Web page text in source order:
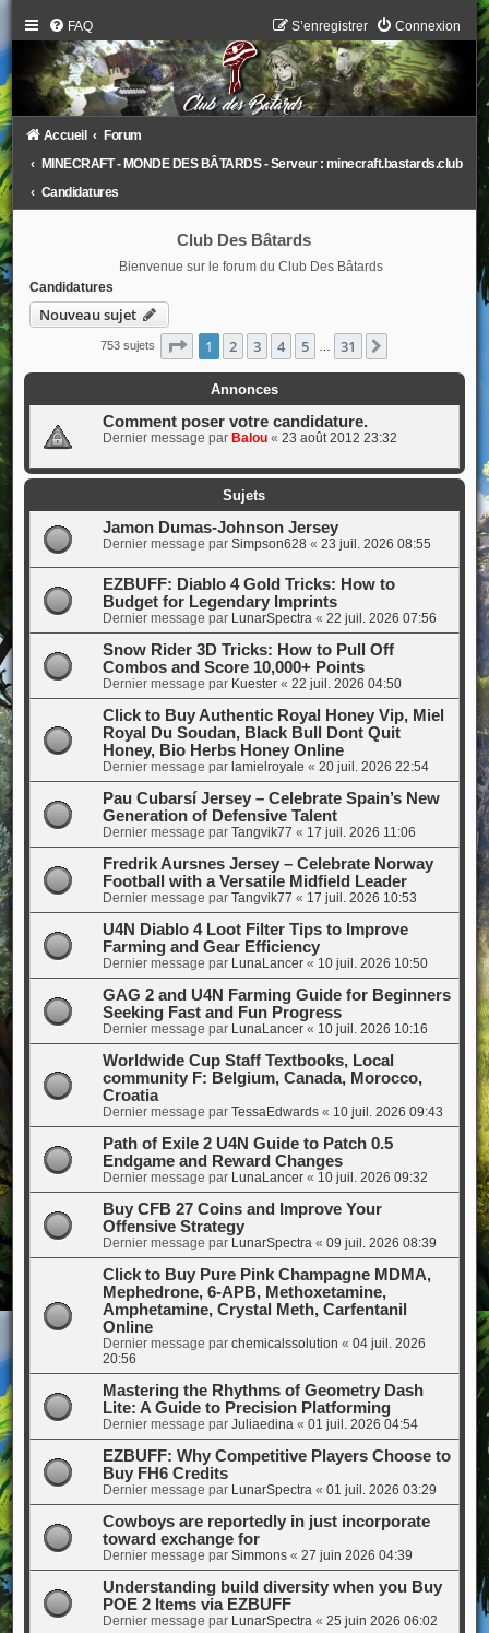
FAQ Connexion
S’enregistrer
Accueil
Forum
MINECRAFT - MONDE DES BÂTARDS - Serveur : minecraft.bastards.club
Candidatures
Club Des Bâtards
Bienvenue sur le forum du Club Des Bâtards
Candidatures
Nouveau sujet
753 sujets Page 1sur31
1 2 3 4 5 31
Annonces
Comment poser votre candidature.
Dernier message par Balou« 23 août 2012 23:32
Sujets
Jamon Dumas-Johnson Jersey
Dernier message par Simpson628 « 23 juil. 2026 08:55
EZBUFF: Diablo 4 Gold Tricks: How to
Budget for Legendary Imprints
Dernier message par LunarSpectra« 22 juil. 2026 07:56
Snow Rider 3D Tricks: How to Pull Off
Combos and Score 10,000+ Points
Dernier message par Kuester« 22 juil. 2026 04:50
Click to Buy Authentic Royal Honey Vip, Miel
Royal Du Soudan, Black Bull Dont Quit
Honey, Bio Herbs Honey Online
Dernier message par lamielroyale « 20 juil. 2026 22:54
Pau Cubarsí Jersey – Celebrate Spain’s New
Generation of Defensive Talent
Dernier message par Tangvik77 « 17 juil. 2026 11:06
Fredrik Aursnes Jersey – Celebrate Norway
Football with a Versatile Midfield Leader
Dernier message par Tangvik77 « 17 juil. 2026 10:53
U4N Diablo 4 Loot Filter Tips to Improve
Farming and Gear Efficiency
Dernier message par LunaLancer« 10 juil. 2026 10:50
GAG 2 and U4N Farming Guide for Beginners
Seeking Fast and Fun Progress
Dernier message par LunaLancer« 10 juil. 2026 10:16
Worldwide Cup Staff Textbooks, Local
community F: Belgium, Canada, Morocco,
Croatia
Dernier message par TessaEdwards« 10 juil. 2026 09:43
Path of Exile 2 U4N Guide to Patch 0.5
Endgame and Reward Changes
Dernier message par LunaLancer« 10 juil. 2026 09:32
Buy CFB 27 Coins and Improve Your
Offensive Strategy
Dernier message par LunarSpectra« 09 juil. 2026 08:39
Click to Buy Pure Pink Champagne MDMA,
Mephedrone, 6-APB, Methoxetamine,
Amphetamine, Crystal Meth, Carfentanil
Online
Dernier message par chemicalssolution « 04 juil. 2026
20:56
Mastering the Rhythms of Geometry Dash
Lite: A Guide to Precision Platforming
Dernier message par Juliaedina« 01 juil. 2026 04:54
EZBUFF: Why Competitive Players Choose to
Buy FH6 Credits
Dernier message par LunarSpectra« 01 juil. 2026 03:29
Cowboys are reportedly in just incorporate
toward exchange for
Dernier message par Simmons« 27 juin 2026 04:39
Understanding build diversity when you Buy
POE 2 Items via EZBUFF
Dernier message par LunarSpectra« 25 juin 2026 06:02